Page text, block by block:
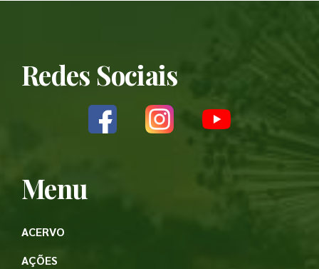
Redes Sociais
Menu
ACERVO
AÇÕES